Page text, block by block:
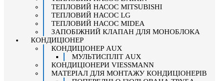
ТЕПЛОВИЙ НАСОС MITSUBISHI
ТЕПЛОВИЙ НАСОС LG
ТЕПЛОВИЙ НАСОС MIDEA
ЗАПОБІЖНИЙ КЛАПАН ДЛЯ МОНОБЛОКА
КОНДИЦІОНЕР
КОНДИЦІОНЕР AUX
МУЛЬТИСПЛІТ AUX
КОНДИЦІОНЕРИ VIESSMANN
МАТЕРІАЛ ДЛЯ МОНТАЖУ КОНДИЦІОНЕРІВ